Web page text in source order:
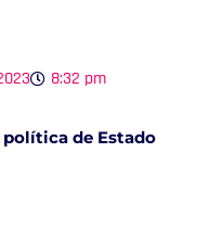
8:32 pm
de Estado